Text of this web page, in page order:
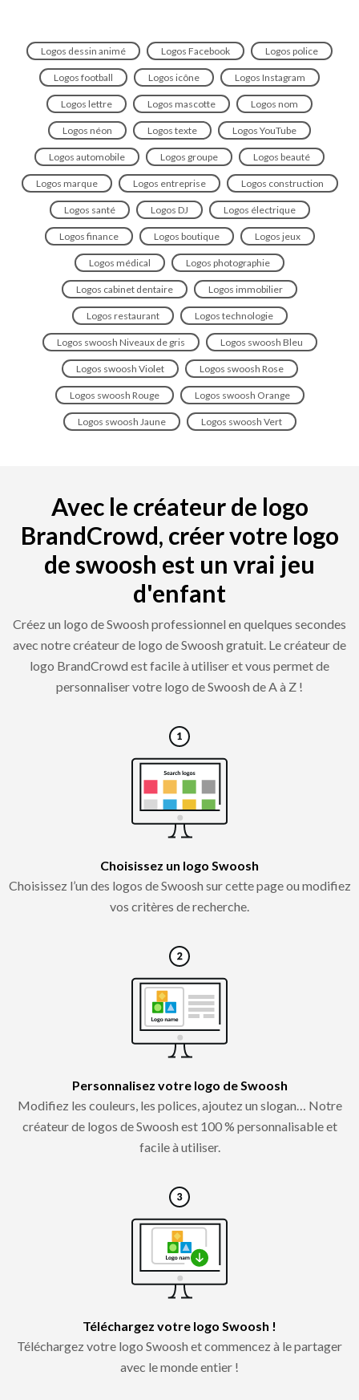
Logos dessin animé Logos Facebook Logos police
Logos football Logos icône Logos Instagram
Logos lettre Logos mascotte Logos nom
Logos néon Logos texte Logos YouTube
Logos automobile Logos groupe Logos beauté
Logos marque Logos entreprise Logos construction
Logos santé Logos DJ Logos électrique
Logos finance Logos boutique Logos jeux
Logos médical Logos photographie
Logos cabinet dentaire Logos immobilier
Logos restaurant Logos technologie
Logos swoosh Niveaux de gris Logos swoosh Bleu
Logos swoosh Violet Logos swoosh Rose
Logos swoosh Rouge Logos swoosh Orange
Logos swoosh Jaune Logos swoosh Vert
Avec le créateur de logo
BrandCrowd, créer votre logo
de swoosh est un vrai jeu
d'enfant
Créez un logo de Swoosh professionnel en quelques secondes
avec notre créateur de logo de Swoosh gratuit. Le créateur de
logo BrandCrowd est facile à utiliser et vous permet de
personnaliser votre logo de Swoosh de A à Z !
Choisissez un logo Swoosh
Choisissez l’un des logos de Swoosh sur cette page ou modifiez
vos critères de recherche.
Personnalisez votre logo de Swoosh
Modifiez les couleurs, les polices, ajoutez un slogan… Notre
créateur de logos de Swoosh est 100 % personnalisable et
facile à utiliser.
Téléchargez votre logo Swoosh !
Téléchargez votre logo Swoosh et commencez à le partager
avec le monde entier !